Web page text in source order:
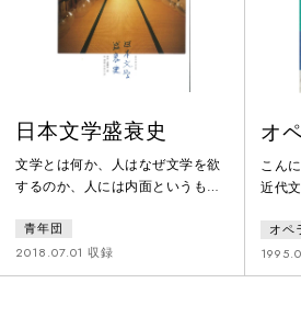
日本文学盛衰史
文学とは何か、人はなぜ文学を欲
するのか、人には内面というもの
葉によって表現ができるものらし
い。しかし、私たちは、まだ、そ
の言葉を持っていない。この舞台
青年団
2018.07.01 収録
オ
こん
近代
旅公
こん
とし
オペ